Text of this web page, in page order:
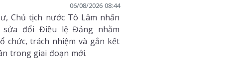
06/08/2026 08:44
Chủ tịch nước Tô Lâm nhấn
sửa đổi Điều lệ Đảng nhằm
chức, trách nhiệm và gắn kết
trong giai đoạn mới.